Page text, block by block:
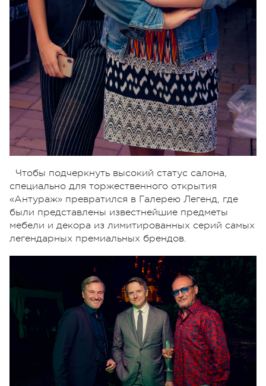
Чтобы подчеркнуть высокий статус салона,
специально для торжественного открытия
«Антураж» превратился в Галерею Легенд, где
были представлены известнейшие предметы
мебели и декора из лимитированных серий самых
легендарных премиальных брендов.